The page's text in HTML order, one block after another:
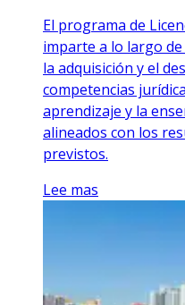
El programa de
imparte a lo largo
la adquisición y el
competencias
aprendizaje y la
alineados con los
previstos.
Lee mas